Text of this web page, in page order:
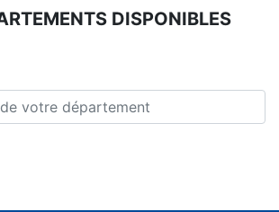
DISPONIBLES